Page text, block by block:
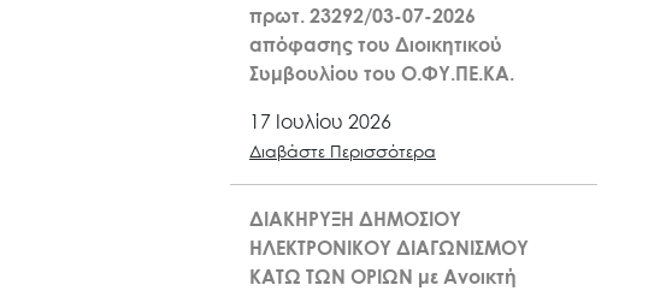
πρωτ. 23292/03-07-2026
απόφασης του Διοικητικού
Συμβουλίου του Ο.ΦΥ.ΠΕ.ΚΑ.
17 Ιουλίου 2026
Διαβάστε Περισσότερα
ΔΙΑΚΗΡΥΞΗ ΔΗΜΟΣΙΟΥ
ΗΛΕΚΤΡΟΝΙΚΟΥ ΔΙΑΓΩΝΙΣΜΟΥ
ΚΑΤΩ ΤΩΝ ΟΡΙΩΝ με Ανοικτή